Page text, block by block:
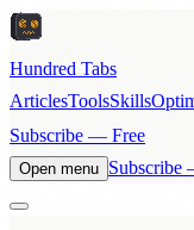
Hundred Tabs
ArticlesToolsSkills
Subscribe — Free
Open menu Subscribe